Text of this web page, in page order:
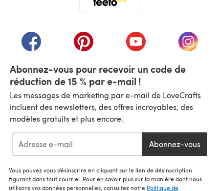
(s'ouvre dans un nouvel onglet)
(s'ouvre dans un nouvel onglet)
(s'ouvre dans un(s'ouvre
Abonnez-vous pour recevoir un code de
réduction de 15 % par e-mail !
Les messages de marketing par e-mail de LoveCrafts
incluent des newsletters, des offres incroyables, des
modèles gratuits et plus encore.
Abonnez-vous
Vous pouvez vous désinscrire en cliquant sur le lien de désinscription
figurant dans tout courriel. Pour en savoir plus sur la manière dont nous
utilisons vos données personnelles, consultez notre Politique de